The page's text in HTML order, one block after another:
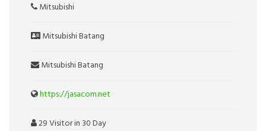
Mitsubishi
Mitsubishi Batang
Mitsubishi Batang
https://jasacom.net
29 Visitor in 30 Day